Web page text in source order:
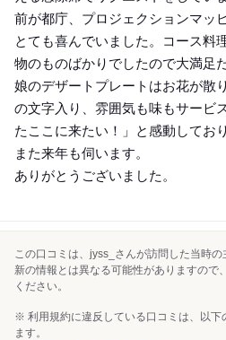
前が都庁、プロジェクションマッ
とても喜んでいました。コース料
物のものばかりでしたので大満足
娘のデザートプレートはお花が散
の文字入り、雰囲気も味もサービ
たここに来たい！」と感動してお
また来年も伺います。
ありがとうございました。
この口コミは、jyss_さんが訪問した当時
新の情報とは異なる可能性がありますので
ください。
※ 利用規約に違反している口コミは、以下
ます。